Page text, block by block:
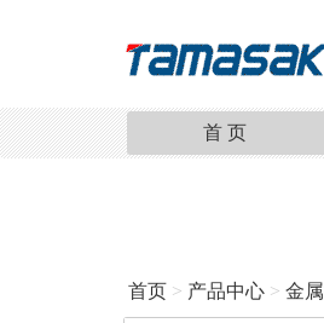
首 页
首页 > 产品中心 > 金